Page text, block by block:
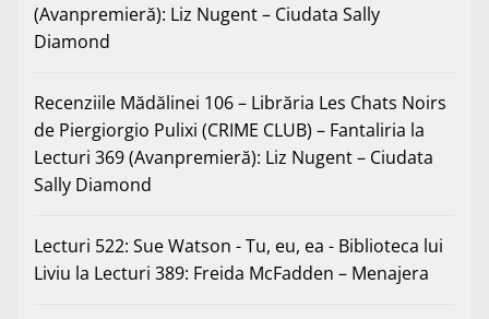
(Avanpremieră): Liz Nugent – Ciudata Sally
Diamond
Recenziile Mădălinei 106 – Librăria Les Chats Noirs
de Piergiorgio Pulixi (CRIME CLUB) – Fantaliria la
Lecturi 369 (Avanpremieră): Liz Nugent – Ciudata
Sally Diamond
Lecturi 522: Sue Watson - Tu, eu, ea - Biblioteca lui
Liviu la Lecturi 389: Freida McFadden – Menajera